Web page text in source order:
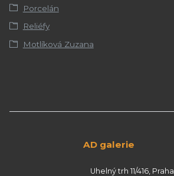
Porcelán
Reliéfy
Motlíková Zuzana
AD galerie
Uhelný trh 11/416, Praha